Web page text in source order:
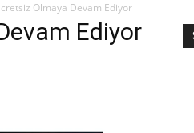
Olmaya Devam Ediyor
Ediyor